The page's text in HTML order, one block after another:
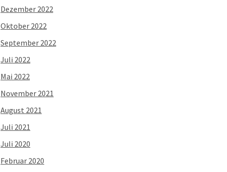
Dezember 2022
Oktober 2022
September 2022
Juli 2022
Mai 2022
November 2021
August 2021
Juli 2021
Juli 2020
Februar 2020